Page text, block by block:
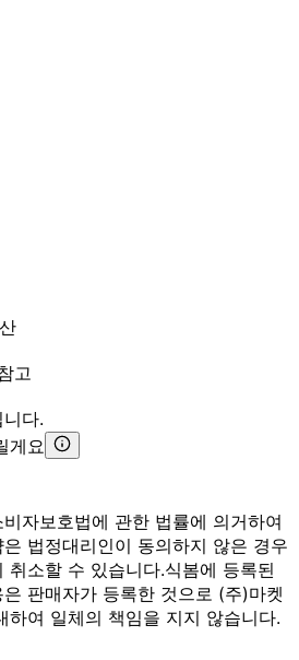
고
다.
게요
자보호법에 관한 법률에 의거하여
법정대리인이 동의하지 않은 경우
취소할 수 있습니다.식봄에 등록된
판매자가 등록한 것으로 (주)마켓
하여 일체의 책임을 지지 않습니다.